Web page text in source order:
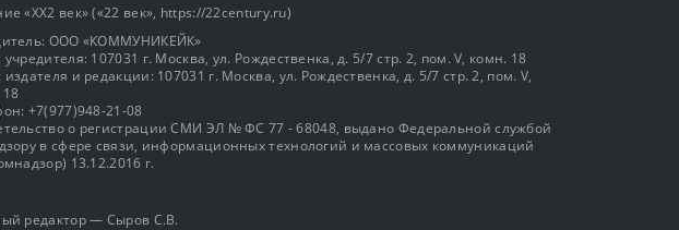
«XX2 век» («22 век», https://22century.ru)
OOO «КОММУНИКЕЙК»
учредителя: 107031 г. Москва, ул. Рождественка, д. 5/7 стр. 2, пом. V, комн. 18
издателя и редакции: 107031 г. Москва, ул. Рождественка, д. 5/7 стр. 2, пом. V,
+7(977)948-21-08
о регистрации СМИ ЭЛ № ФС 77 - 68048, выдано Федеральной службой
в сфере связи, информационных технологий и массовых коммуникаций
13.12.2016 г.
редактор — Сыров С.В.